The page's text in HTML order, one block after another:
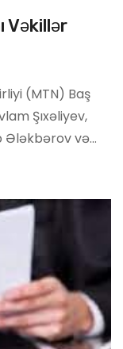
Vəkillər
(MTN) Baş
Şıxəliyev,
Ələkbərov və…